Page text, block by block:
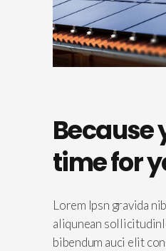
Because
time for
Lorem Ipsn gravida
aliqunean
bibendum auci elit